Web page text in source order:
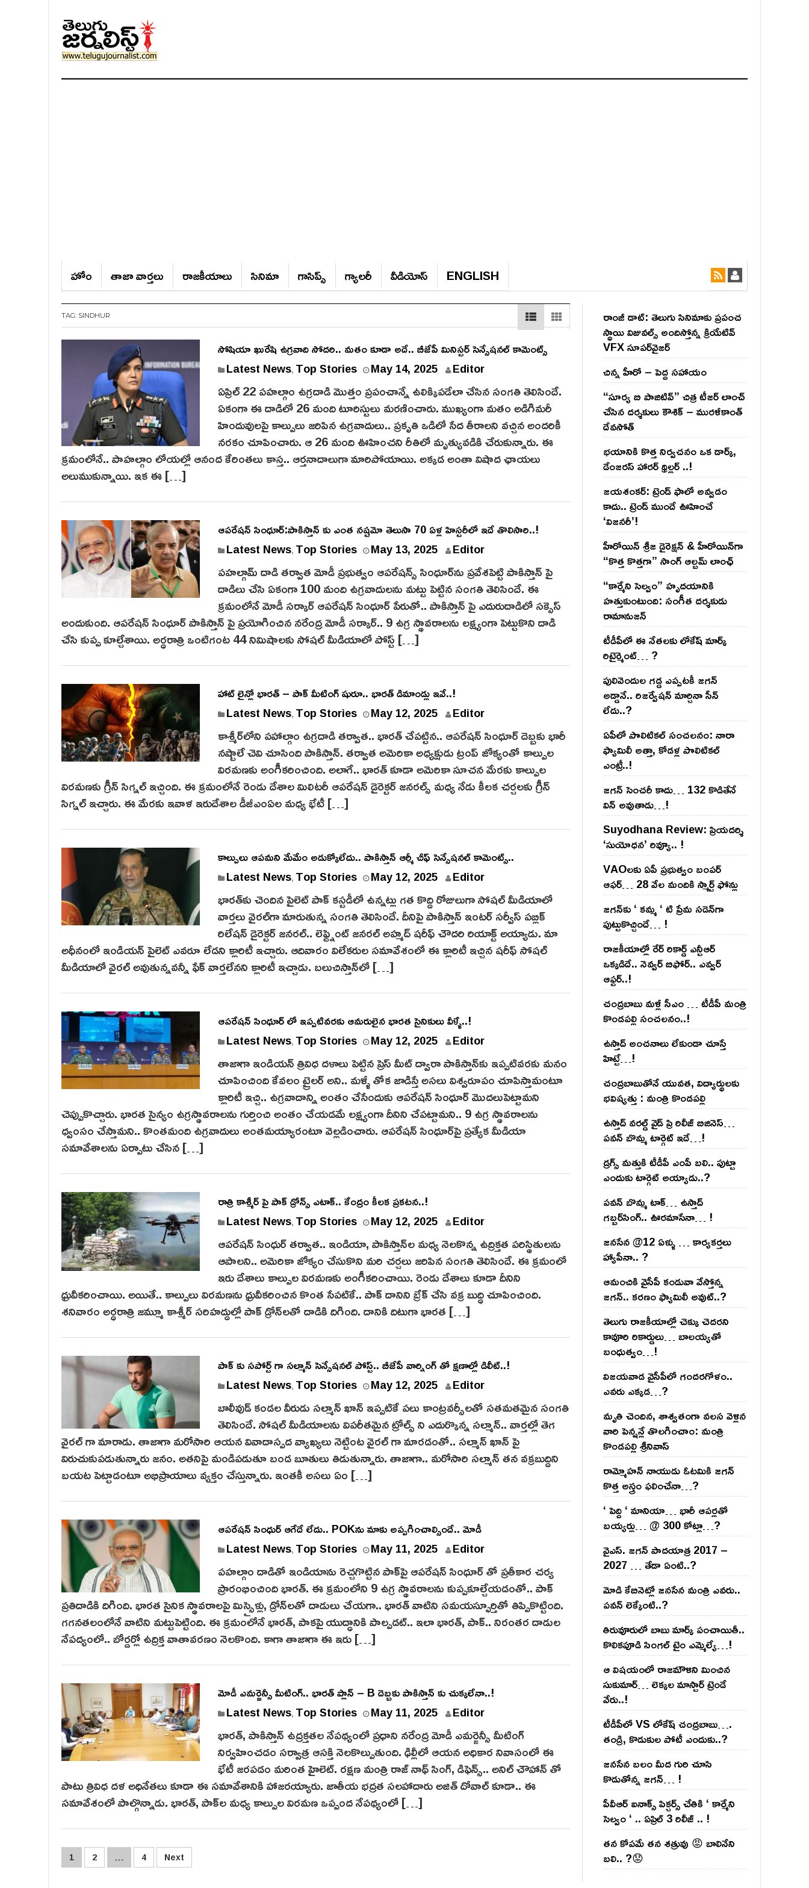
హోం తాజా వార్తలు రాజ‌కీయాలు సినిమా గాసిప్స్‌ గ్యాల‌రీ వీడియోస్‌ ENGLISH
TAG: SINDHUR
సోషియా ఖురేషి ఉగ్రవాది సోదరి.. మతం కూడా అదే.. బీజేపీ మినిస్టర్ సెన్సేషనల్ కామెంట్స్
Latest News, Top Stories May 14, 2025M
a
y
1
4
,
2
5
Editor
ఏప్రిల్ 22 పహల్గాం ఉగ్రదాడి మొత్తం ప్రపంచాన్నే ఉలిక్కిపడేలా చేసిన సంగతి తెలిసిందే.
ఏకంగా ఈ దాడిలో 26 మంది టూరిస్టులు మరణించారు. ముఖ్యంగా మతం అడిగిమరీ
హిందువులపై కాల్పులు జరిపిన ఉగ్రవాదులు.. ప్రకృతి ఒడిలో సేద తీరాలని వచ్చిన అందరికీ
నరకం చూపించారు. ఆ 26 మంది ఊహించని రీతిలో మృత్యువడికి చేరుకున్నారు. ఈ
క్రమంలోనే.. పాహ‌ల్గాం లోయ‌ల్లో ఆనంద కేరింతలు కాస్త.. ఆర్తనాదాలుగా మారిపోయాయి. అక్కడ అంతా విషాద ఛాయలు
అలుముకున్నాయి. ఇక ఈ […]
ఆపరేషన్ సింధూర్:పాకిస్తాన్ కు ఎంత నష్టమో తెలుసా 70 ఏళ్ల హిస్టరీలో ఇదే తొలిసారి..!
Latest News, Top Stories May 13, 2025 Editor
ప‌హ‌ల్గామ్ దాడి తర్వాత మోడీ ప్రభుత్వం ఆపరేషన్స్ సింధూర్‌ను ప్రవేశపెట్టి పాకిస్తాన్ పై
దాడిలు చేసి ఏకంగా 100 మంది ఉగ్రవాదులను మట్టు పెట్టిన సంగతి తెలిసిందే. ఈ
క్రమంలోనే మోడీ సర్కార్ ఆపరేషన్ సింధూర్‌ పేరుతో.. పాకిస్తాన్ పై ఎదురుదాడిలో సక్సెస్
అందుకుంది. ఆపరేషన్ సింధూర్‌ పాకిస్తాన్ పై ప్రయోగించిన నరేంద్ర మోడీ సర్కార్.. 9 ఉగ్ర స్థావరాలను లక్ష్యంగా పెట్టుకొని దాడి
చేసి కుప్ప కూల్చేశాయి. అర్ధరాత్రి ఒంటిగంట 44 నిమిషాలకు సోషల్ మీడియాలో పోస్ట్ […]
హాట్ లైన్లో భారత్ – పాక్ మీటింగ్ షురూ.. భారత్ డిమాండ్లు ఇవే..!
Latest News, Top Stories May 12, 2025 Editor
కాశ్మీర్‌లోని పహాల్గాం ఉగ్రదాడి తర్వాత.. భారత్‌ చేపట్టిన.. ఆపరేషన్ సింధూర్‌ దెబ్బకు భారీ
నష్టాలే చెవి చూసింది పాకిస్తాన్. తర్వాత అమెరికా అధ్యక్షుడు ట్రంప్ జోక్యంతో కాల్పుల
విరమణకు అంగీకరించింది. అలాగే.. భారత్ కూడా అమెరికా సూచన మేరకు కాల్పుల
విరమణకు గ్రీన్ సిగ్నల్ ఇచ్చింది. ఈ క్రమంలోనే రెండు దేశాల మిలిటరీ ఆపరేషన్ డైరెక్టర్ జనరల్స్ మధ్య నేడు కీలక చర్చలకు గ్రీన్
సిగ్నల్ ఇచ్చారు. ఈ మేరకు ఇవాళ ఇరుదేశాల డీజీఎంఏల మధ్య భేటీ […]
కాల్పులు ఆపమని మేమేం అడుక్కోలేదు.. పాకిస్తాన్ ఆర్మీ చీఫ్ సెన్సేషనల్ కామెంట్స్..
Latest News, Top Stories May 12, 2025 Editor
భారత్‌కు చెందిన పైలెట్ పాక్ క‌స్టడీలో ఉన్నట్లు గత కొద్ది రోజులుగా సోషల్ మీడియాలో
వార్తలు వైర‌ల్‌గా మారుతున్న సంగతి తెలిసిందే. దీనిపై పాకిస్తాన్ ఇంటర్ సర్వీస్ పబ్లిక్
రిలేషన్ డైరెక్టర్ జనరల్.. లెఫ్ట్నెంట్ జనరల్ అహ్మద్ షరీఫ్ చౌదరి రియాక్ట్ అయ్యాడు. మా
అధీనంలో ఇండియన్ పైలెట్ ఎవరూ లేడని క్లారిటీ ఇచ్చారు. ఆదివారం విలేకరుల సమావేశంలో ఈ క్లారిటీ ఇచ్చిన షరీఫ్ సోషల్
మీడియాలో వైరల్ అవుతున్నవన్నీ ఫేక్ వార్తలేనని క్లారిటీ ఇచ్చాడు. బలుచిస్తాన్‌లో […]
ఆపరేషన్ సింధూర్ లో ఇప్పటివరకు ఆమరులైన భారత సైనికులు వీళ్ళే..!
Latest News, Top Stories May 12, 2025 Editor
తాజాగా ఇండియన్ త్రివిధ దళాలు పెట్టిన ప్రెస్ మీట్ ద్వారా పాకిస్తాన్‌కు ఇప్పటివరకు మనం
చూపించింది కేవలం ట్రైలర్ అని.. మళ్ళీ తోక జాడిస్తే అసలు విశ్వరూపం చూపిస్తామంటూ
క్లారిటీ ఇచ్చి.. ఉగ్రవాదాన్ని అంతం చేసేందుకు ఆపరేషన్ సింధూర్‌ మొదలుపెట్టామని
చెప్పుకొచ్చారు. భారత సైన్యం ఉగ్రస్థావరాలను గుర్తించి అంతం చేయడమే లక్ష్యంగా దీనిని చేపట్టామ‌ని.. 9 ఉగ్ర స్థావరాలను
ధ్వంసం చేస్తామని.. కొంతమంది ఉగ్రవాదులు అంతమయ్యారంటూ వెల్లడించారు. ఆపరేషన్ సింధూర్‌పై ప్రత్యేక మీడియా
సమావేశాలను ఏర్పాటు చేసిన […]
రాత్రి కాశ్మీర్ పై పాక్ డ్రోన్స్ ఎటాక్.. కేంద్రం కీలక ప్రకటన..!
Latest News, Top Stories May 12, 2025 Editor
ఆపరేషన్ సింధుర్‌ తర్వాత.. ఇండియా, పాకిస్తాన్‌ల‌ మధ్య నెలకొన్న ఉద్రిక్తత పరిస్థితులను
ఆపాలని.. అమెరికా జోక్యం చేసుకొని మరి చ‌ర్చ‌లు జ‌రిపిన సంగ‌తి తెలిసిందే. ఈ క్రమంలో
ఇరు దేశాలు కాల్పుల విరమణకు అంగీకరించాయి. రెండు దేశాలు కూడా దీనిని
ధ్రువీకరించాయి. అయితే.. కాల్పులు విరమణను ధ్రువీకరించిన కొంత సేపటికే.. పాక్ దానిని బ్రేక్ చేసి వక్ర బుద్ధి చూపించింది.
శనివారం అర్ధరాత్రి జమ్మూ కాశ్మీర్ సరిహద్దుల్లో పాక్‌ డ్రోన్‌ల‌తో దాడికి దిగింది. దానికి దిటుగా భారత […]
పాక్ కు సపోర్ట్ గా సల్మాన్ సెన్సేషనల్ పోస్ట్.. బీజేపీ వార్నింగ్ తో క్షణాల్లో డిలీట్..!
Latest News, Top Stories May 12, 2025 Editor
బాలీవుడ్ కండల వీరుడు సల్మాన్ ఖాన్ ఇప్పటికే ప‌లు కాంట్రవర్సీలతో సతమతమైన సంగతి
తెలిసిందే. సోషల్ మీడియాలను విపరీతమైన ట్రోల్స్ ని ఎదుర్కొన్న సల్మాన్.. వార్తల్లో తెగ
వైరల్ గా మారాడు. తాజాగా మరోసారి ఆయన వివాదాస్పద వ్యాఖ్యలు నెట్టింట వైరల్ గా మారడంతో.. సల్మాన్ ఖాన్ పై
విరుచుకుపడుతున్నారు జనం. అతనిపై మండిపడుతూ బండ బూతులు తిడుతున్నారు. తాజాగా.. మరోసారి సల్మాన్ తన వక్రబుద్దిని
బయట పెట్టాడంటూ అభిప్రాయాలు వ్యక్తం చేస్తున్నారు. ఇంతకీ అసలు ఏం […]
ఆపరేషన్ సింధుర్ ఆగేదే లేదు.. POKను మాకు అప్పగించాల్సిందే.. మోడీ
Latest News, Top Stories May 11, 2025 Editor
పహ‌ల్గాం దాడితో ఇండియాను రెచ్చగొట్టిన పాక్‌పై ఆపరేషన్ సింధూర్ తో ప్రతీకార చర్య
ప్రారంభించింది భారత్. ఈ క్రమంలోని 9 ఉగ్ర స్థావరాలను కుప్పకూల్చేయడంతో.. పాక్
ప్రతిదాడికి దిగింది. భారత సైనిక స్థావరాలపై మిస్సైళ్లు, డ్రోన్‌ల‌తో దాడులు చేయగా.. భారత్ వాటిని సమయస్ఫూర్తితో తిప్పికొట్టింది.
గ‌గ‌న‌త‌లంలోనే వాటిని మ‌ట్టుపెట్టింది. ఈ క్రమంలోనే భార‌త్, పాకపై యుద్ధానికి పాల్ప‌డ‌ట్.. ఇలా భారత్, పాక్‌.. నిరంత‌ర దాడుల
నేపద్యంలో.. బోర్డర్లో ఉద్రిక్త వాతావరణం నెలకొంది. కాగా తాజాగా ఈ ఇరు […]
మోడీ ఎమర్జెన్సీ మీటింగ్.. భారత్ ప్లాన్ – B దెబ్బకు పాకిస్తాన్ కు చుక్కలేనా..!
Latest News, Top Stories May 11, 2025 Editor
భార‌త్‌, పాకిస్తాన్ ఉద్ర‌క్త‌త‌ల నేపథ్యంలో ప్రధాని నరేంద్ర మోడీ ఎమర్జెన్సీ మీటింగ్
నిర్వహించడం స‌ర్వాత్ర‌ ఆసక్తి నెలకొల్పుతుంది. ఢిల్లీలో ఆయన అధికార నివాసంలో ఈ
భేటీ జరపడం మరింత హైలెట్. రక్షణ మంత్రి రాజ్ నాథ్ సింగ్, డిఫెన్స్.. అనిల్ చౌహాన్ తో
పాటు త్రివిధ ద‌ళ‌ అధినేతలు కూడా ఈ సమావేశానికి హాజరయ్యారు. జాతీయ భద్రత సలహాదారు అజిత్ దోవాల్ కూడా.. ఈ
సమావేశంలో పాల్గొన్నాడు. భారత్, పాక్‌ల మధ్య కాల్పుల విరమణ ఒప్పంద నేపథ్యంలో […]
Posts
1 2 … 4 Next
రాంజీ డాట్: తెలుగు సినిమాకు ప్రపంచ
స్థాయి విజువల్స్ అందిస్తోన్న క్రియేటివ్
VFX సూపర్‌వైజర్
చిన్న హీరో – పెద్ద సహాయం
“సూర్య బి పాజిటివ్” చిత్ర టీజర్ లాంచ్
చేసిన‌ దర్శకులు కౌశిక్ – మురళీకాంత్
దేవసోత్
భయానికి కొత్త నిర్వచనం ఒక డార్క్,
డేంజరస్ హారర్ థ్రిల్లర్ ..!
జయశంకర్: ట్రెండ్‌ ఫాలో అవ్వడం
కాదు.. ట్రెండ్‌ ముందే ఊహించే
‘విజనరీ’!
హీరోయిన్ శ్రీజ డైరెక్ష‌న్ & హీరోయిన్‌గా
“కొత్త కొత్తగా” సాంగ్ ఆల్బమ్ లాంఛ్
“కార్మేని సెల్వం” హృదయానికి
హత్తుకుంటుంది: సంగీత దర్శకుడు
రామానుజన్
టీడీపీలో ఈ నేత‌ల‌కు లోకేష్ మార్క్
రిటైర్మెంట్‌… ?
పులివెందుల గ‌డ్డ ఎప్ప‌ట‌కీ జ‌గ‌న్
అడ్డానే.. రిజ‌ర్వేష‌న్ మార్చినా సీన్
లేదు..?
ఏపీలో పొలిటిక‌ల్ సంచ‌ల‌నం: నారా
ఫ్యామిలీ అత్తా, కోడ‌ళ్ల పొలిటికల్
ఎంట్రీ..!
జ‌గ‌న్ సెంచ‌రీ కాదు… 132 కొడితేనే
విన్ అవుతాడు…!
Suyodhana Review: ప్రియదర్శి
‘సుయోధన’ రివ్యూ.. !
VAOల‌కు ఏపీ ప్ర‌భుత్వం బంప‌ర్
ఆఫ‌ర్‌… 28 వేల మందికి స్మార్ట్ ఫోన్లు
జ‌గ‌న్‌కు ‘ క‌మ్మ ‘ టి ప్రేమ స‌డెన్‌గా
పుట్టుకొచ్చిందే… !
రాజ‌కీయాల్లో రేర్ రికార్డ్ ఎన్టీఆర్
ఒక్క‌డిదే.. నెవ్వ‌ర్ బిఫోర్‌.. ఎవ్వ‌ర్
ఆఫ్ట‌ర్‌..!
చంద్ర‌బాబు మ‌ళ్లీ సీఎం … టీడీపీ మంత్రి
కొండ‌ప‌ల్లి సంచ‌ల‌నం..!
ఉస్తాద్ అంచ‌నాలు లేకుండా చూస్తే
హిట్టే…!
చంద్ర‌బాబుతోనే యువ‌త‌, విద్యార్థుల‌కు
భ‌విష్య‌త్తు : మంత్రి కొండ‌ప‌ల్లి
ఉస్తాద్ వ‌ర‌ల్డ్ వైడ్ ప్రి రిలీజ్ బిజినెస్‌…
ప‌వ‌న్ బొమ్మ టార్గెట్ ఇదే…!
డ్రగ్స్ మత్తుకి టీడీపీ ఎంపీ బలి.. పుట్టా
ఎందుకు టార్గెట్ అయ్యాడు..?
ప‌వ‌న్ బొమ్మ టాక్‌… ఉస్తాద్
గ‌బ్బ‌ర్‌సింగ్‌.. ఊర‌మాసేనా… !
జనసేన @12 ఏళ్ళు … కార్యకర్తలు
హ్యాపీనా.. ?
ఆమంచికి వైసీపీ కండువా వేస్తోన్న
జ‌గ‌న్‌.. క‌ర‌ణం ఫ్యామిలీ అవుట్‌..?
తెలుగు రాజ‌కీయాల్లో చెక్కు చెద‌ర‌ని
కావూరి రికార్డులు… బాల‌య్యతో
బంధుత్వం…!
విజ‌య‌వాడ వైసీపీలో గంద‌ర‌గోళం..
ఎవ‌రు ఎక్క‌డ‌…?
మృతి చెందిన, శాశ్వతంగా వలస వెళ్లిన
వారి పెన్ష‌న్లే తొల‌గించాం: మంత్రి
కొండపల్లి శ్రీనివాస్
రామ్మోహ‌న్ నాయుడు ఓట‌మికి జ‌గ‌న్
కొత్త అస్త్రం ఫ‌లించేనా…?
‘ పెద్ది ‘ మానియా… భారీ ఆప‌ర్ల‌తో
బ‌య్య‌ర్లు… @ 300 కోట్లా…?
వైఎస్‌. జ‌గ‌న్ పాద‌యాత్ర 2017 –
2027 … తేడా ఏంటి..?
మోడి కేబినెట్లో జ‌నసేన మంత్రి ఎవ‌రు..
ప‌వ‌న్ లెక్కేంటి..?
తిరువూరులో బాబు మార్క్ పంచాయితీ..
కొలిక‌పూడి సింగ‌ల్ టైం ఎమ్మెల్యే…!
ఆ విష‌యంలో రాజ‌మౌళిని మించిన
సుకుమార్‌… లెక్క‌ల మాస్టార్ ట్రెండే
వేరు..!
టీడీపీలో VS లోకేష్ చంద్ర‌బాబు….
తండ్రి, కొడుకుల పోటీ ఎందుకు..?
జ‌న‌సేన బ‌లం మీద గురి చూసి
కొడుతోన్న జ‌గ‌న్‌… !
పీవీఆర్ ఐనాక్స్ పిక్చర్స్ చేతికి ‘ కార్మేని
సెల్వం ‘ .. ఏప్రిల్ 3 రిలీజ్ .. !
తన కోపమే తన శత్రువు 😡 బాలినేని
బలి.. ?😟